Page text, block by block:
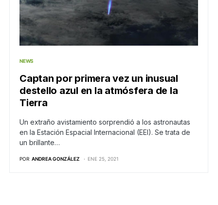
NEWS
Captan por primera vez un inusual
destello azul en la atmósfera de la
Tierra
Un extraño avistamiento sorprendió a los astronautas
en la Estación Espacial Internacional (EEI). Se trata de
un brillante…
POR ANDREA GONZÁLEZ ENE 25, 2021